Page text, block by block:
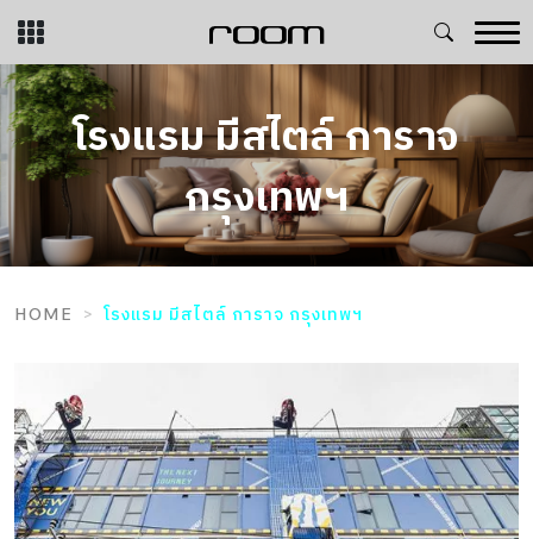
Skip
content
โรงแรม มีสไตล์ การาจ
กรุงเทพฯ
HOME โรงแรม มีสไตล์ การาจ กรุงเทพฯ